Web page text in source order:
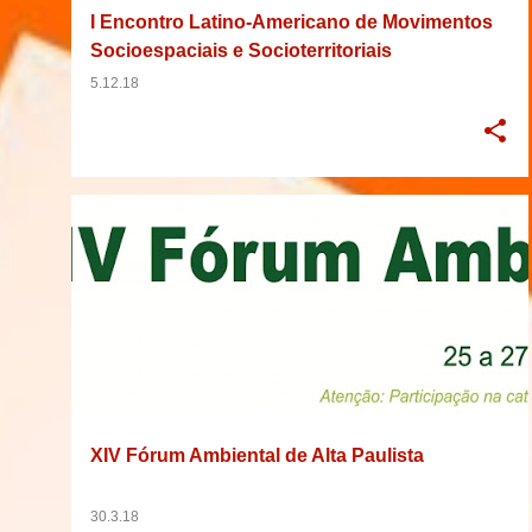
I Encontro Latino-Americano de Movimentos
Socioespaciais e Socioterritoriais
5.12.18
XIV Fórum Ambiental de Alta Paulista
30.3.18
20/05/2018 2018